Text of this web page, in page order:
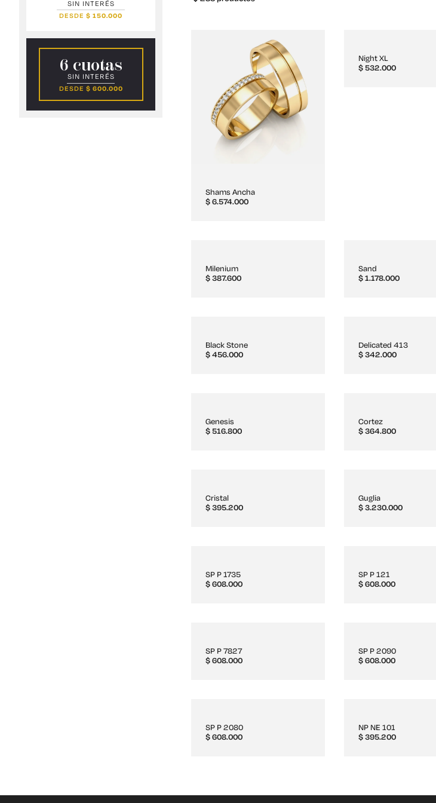
SIN INTERÉS
DESDE $ 150.000
6 cuotas
SIN INTERÉS
DESDE $ 600.000
Shams Ancha
$6.574.000
Night XL
$532.000
Milenium
$387.600
Sand
$1.178.000
Black Stone
$456.000
Delicated 413
$342.000
Genesis
$516.800
Cortez
$364.800
Cristal
$395.200
Guglia
$3.230.000
SP P 1735
$608.000
SP P 121
$608.000
SP P 7827
$608.000
SP P 2090
$608.000
SP P 2080
$608.000
NP NE 101
$395.200